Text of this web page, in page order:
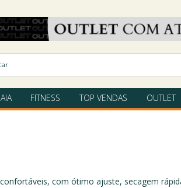
FITNESS TOP VENDAS OUTLET
com ótimo ajuste, secagem